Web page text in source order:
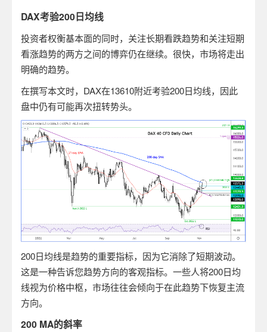
DAX考验200日均线
投资者权衡基本面的同时，关注长期看跌趋势和关注短期
看涨趋势的两方之间的博弈仍在继续。很快，市场将走出
明确的趋势。
在撰写本文时， DAX在13610附近考验200日均线，因此
盘中仍有可能再次扭转势头。
200日均线是趋势的重要指标，因为它消除了短期波动。
这是一种告诉您趋势方向的客观指标。一些人将200日均
线视为价格中枢，市场往往会倾向于在此趋势下恢复主流
方向。
200 MA的斜率